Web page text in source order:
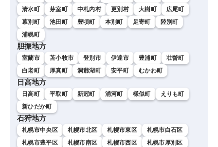
清水町
芽室町 中札内村 更別村 大樹町
広尾町
幕別町
池田町 豊頃町 本別町 足寄町
陸別町
浦幌町
胆振地方
室蘭市 苫小牧市 登別市 伊達市 豊浦町
壮瞥町
白老町
厚真町 洞爺湖町 安平町 むかわ町
日高地方
日高町 平取町 新冠町 浦河町 様似町
えりも町
新ひだか町
石狩地方
札幌市中央区 札幌市北区 札幌市東区
札幌市白石区
札幌市豊平区
札幌市南区 札幌市西区
札幌市厚別区